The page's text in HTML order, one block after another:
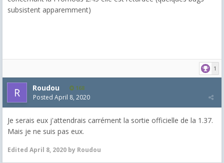
subsistent apparemment)
1
Roudou 168
Posted April 8, 2020
Je serais eux j'attendrais carrément la sortie officielle de la 1.37.
Mais je ne suis pas eux.
Edited April 8, 2020 by Roudou